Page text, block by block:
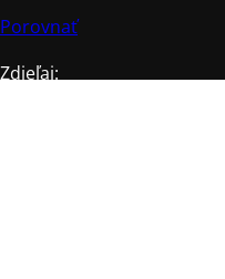
Porovnať
Zdieľaj: